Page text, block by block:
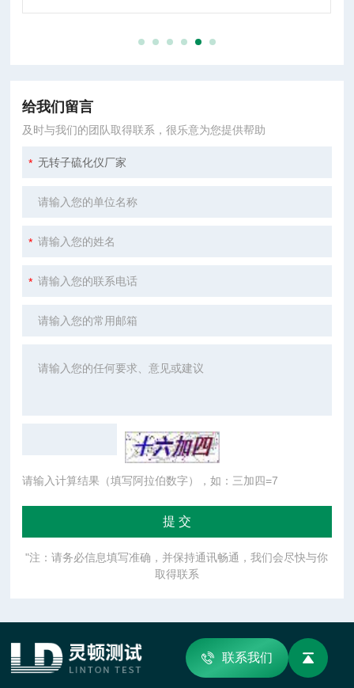
给我们留言
及时与我们的团队取得联系，很乐意为您提供帮助
请输入计算结果（填写阿拉伯数字），如：三加四=7
"注：请务必信息填写准确，并保持通讯畅通，我们会尽快与你
取得联系
联系我们